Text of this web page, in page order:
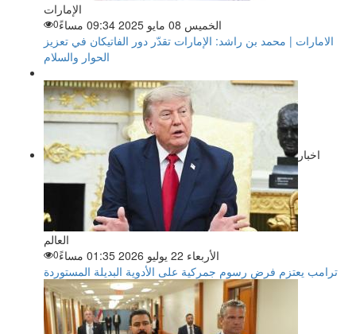
الإمارات
الخميس 08 مايو 2025 09:34 مساءً
0
الامارات | محمد بن راشد: الإمارات تقدّر دور الفاتيكان في تعزيز
الحوار والسلام
اخبار
العالم
الأربعاء 22 يوليو 2026 01:35 مساءً
0
ترامب يعتزم فرض رسوم جمركية على الأدوية البديلة المستوردة